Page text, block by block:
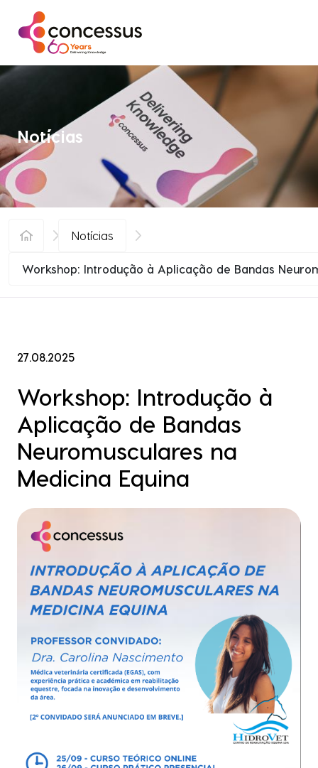
Notícias
Notícias
Workshop: Introdução à Aplicação de Bandas
27.08.2025
Workshop: Introdução à
Aplicação de Bandas
Neuromusculares na
Medicina Equina